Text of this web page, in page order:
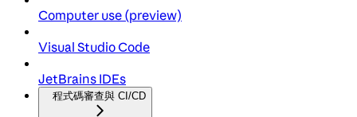
Computer use (preview)
Visual Studio Code
JetBrains IDEs
程式碼審查與 CI/CD